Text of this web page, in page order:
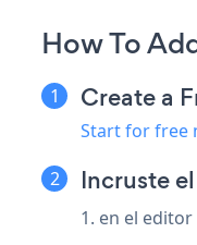
How To
Create a
Start for free
Incruste
1. en el